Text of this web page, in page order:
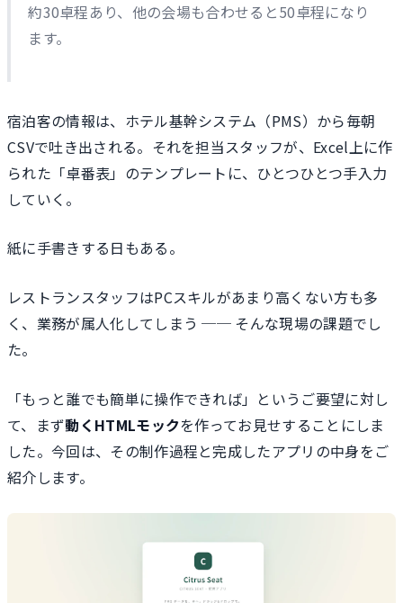
約30卓程あり、他の会場も合わせると50卓程になり
ます。
宿泊客の情報は、ホテル基幹システム（PMS）から毎朝
CSVで吐き出される。それを担当スタッフが、Excel上に作
られた「卓番表」のテンプレートに、ひとつひとつ手入力
していく。
紙に手書きする日もある。
レストランスタッフはPCスキルがあまり高くない方も多
く、業務が属人化してしまう ── そんな現場の課題でし
た。
「もっと誰でも簡単に操作できれば」というご要望に対し
て、まず動くHTMLモックを作ってお見せすることにしま
した。今回は、その制作過程と完成したアプリの中身をご
紹介します。